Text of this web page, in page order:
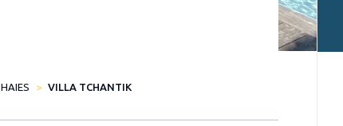
VILLA TCHANTIK